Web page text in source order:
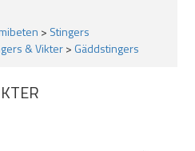
> Stingers
& Vikter> Gäddstingers